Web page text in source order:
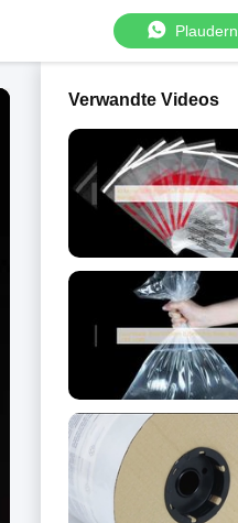
Plaudern
Verwandte Videos